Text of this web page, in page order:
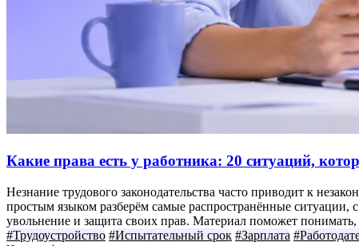
Какие права есть у работника: 20 ситуаций,
Незнание трудового законодательства часто приводит к
простым языком разберём самые распространённые ситуации,
увольнение и защита своих прав. Материал поможет понимать,
#Трудоустройство #Испытательный срок #Зарплата